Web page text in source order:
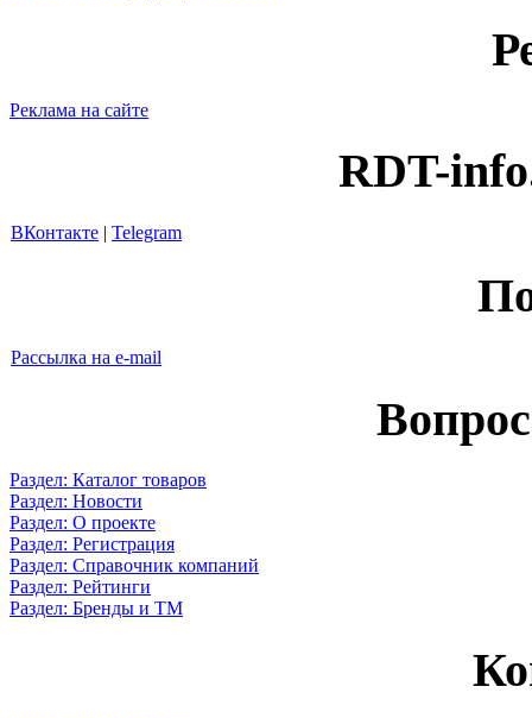
Реклама на сайте
RDT-
ВКонтакте | Telegram
Рассылка на e-mail
Раздел: Каталог товаров
Раздел: Новости
Раздел: О проекте
Раздел: Регистрация
Раздел: Справочник компаний
Раздел: Рейтинги
Раздел: Бренды и ТМ